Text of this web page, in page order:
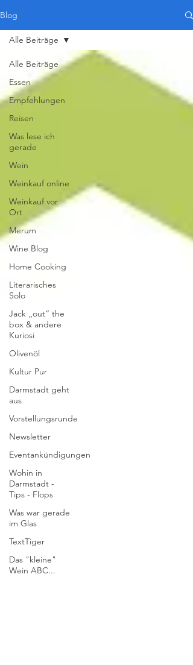
Blog
Alle Beiträge
Essen
Empfehlungen
Reisen
Was lese ich
gerade
Wein
Weinkauf online
Weinkauf vor
Ort
Merum
Wine Blog
Home Cooking
Literarisches
Solo
Jack „out“ the
box & andere
Kuriosi
Olivenöl
Kultur Pur
Darmstadt geht
aus
Vorstellungsrunde
Newsletter
Eventankündigungen
Wohin in
Darmstadt -
Tips - Flops
Was war gerade
im Glas
TextTiger
Das "kleine"
Wein ABC...
Alle Beiträge